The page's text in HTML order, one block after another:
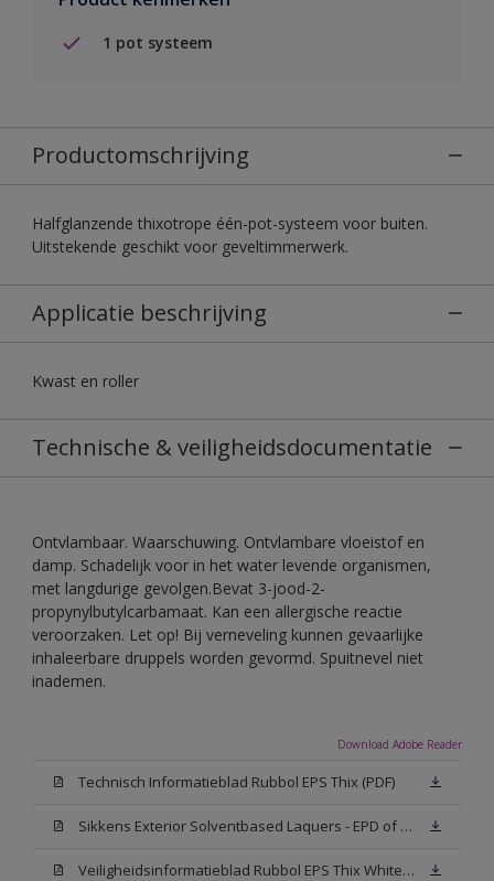
1 pot systeem
Productomschrijving
Halfglanzende thixotrope één-pot-systeem voor buiten.
Uitstekende geschikt voor geveltimmerwerk.
Applicatie beschrijving
Kwast en roller
Technische & veiligheidsdocumentatie
Ontvlambaar. Waarschuwing. Ontvlambare vloeistof en
damp. Schadelijk voor in het water levende organismen,
met langdurige gevolgen.Bevat 3-jood-2-
propynylbutylcarbamaat. Kan een allergische reactie
veroorzaken. Let op! Bij verneveling kunnen gevaarlijke
inhaleerbare druppels worden gevormd. Spuitnevel niet
inademen.
Download Adobe Reader
Technisch Informatieblad Rubbol EPS Thix (PDF)
Sikkens Exterior Solventbased Laquers - EPD of Milieuproductverklaring
Veiligheidsinformatieblad Rubbol EPS Thix White W05 (MSDS)